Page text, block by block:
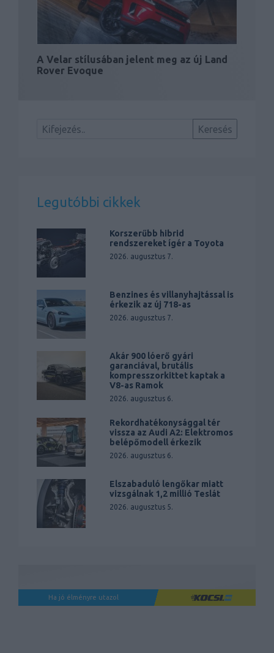
A Velar stílusában jelent meg az új Land
Rover Evoque
Legutóbbi cikkek
Korszerűbb hibrid
rendszereket ígér a Toyota
2026. augusztus 7.
Benzines és villanyhajtással is
érkezik az új 718-as
2026. augusztus 7.
Akár 900 lóerő gyári
garanciával, brutális
kompresszorkittet kaptak a
V8-as Ramok
2026. augusztus 6.
Rekordhatékonysággal tér
vissza az Audi A2: Elektromos
belépőmodell érkezik
2026. augusztus 6.
Elszabaduló lengőkar miatt
vizsgálnak 1,2 millió Teslát
2026. augusztus 5.
Ha jó élményre utazol